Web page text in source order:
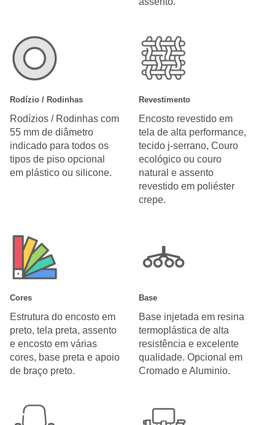
Rodízio / Rodinhas
Rodízios / Rodinhas com
55 mm de diâmetro
indicado para todos os
tipos de piso opcional
em plástico ou silicone.
Revestimento
Encosto revestido em
tela de alta performance,
tecido j-serrano, Couro
ecológico ou couro
natural e assento
revestido em poliéster
crepe.
Cores
Estrutura do encosto em
preto, tela preta, assento
e encosto em várias
cores, base preta e apoio
de braço preto.
Base
Base injetada em resina
termoplástica de alta
resistência e excelente
qualidade. Opcional em
Cromado e Aluminio.